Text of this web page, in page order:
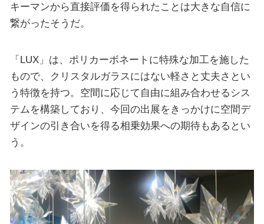
キーマンから直接評価を得られたことは大きな自信に
繋がったそうだ。
「LUX」は、ポリカーボネートに特殊な加工を施した
もので、クリスタルガラスにはない軽さと丈夫さとい
う特徴を持つ。空間に応じて自由に組み合わせるシス
テムを構築しており、今回の出展をきっかけに空間デ
ザインの引き合いを得る相乗効果への期待もあるとい
う。